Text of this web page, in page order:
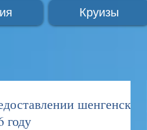
Круизы
шенгенской
году